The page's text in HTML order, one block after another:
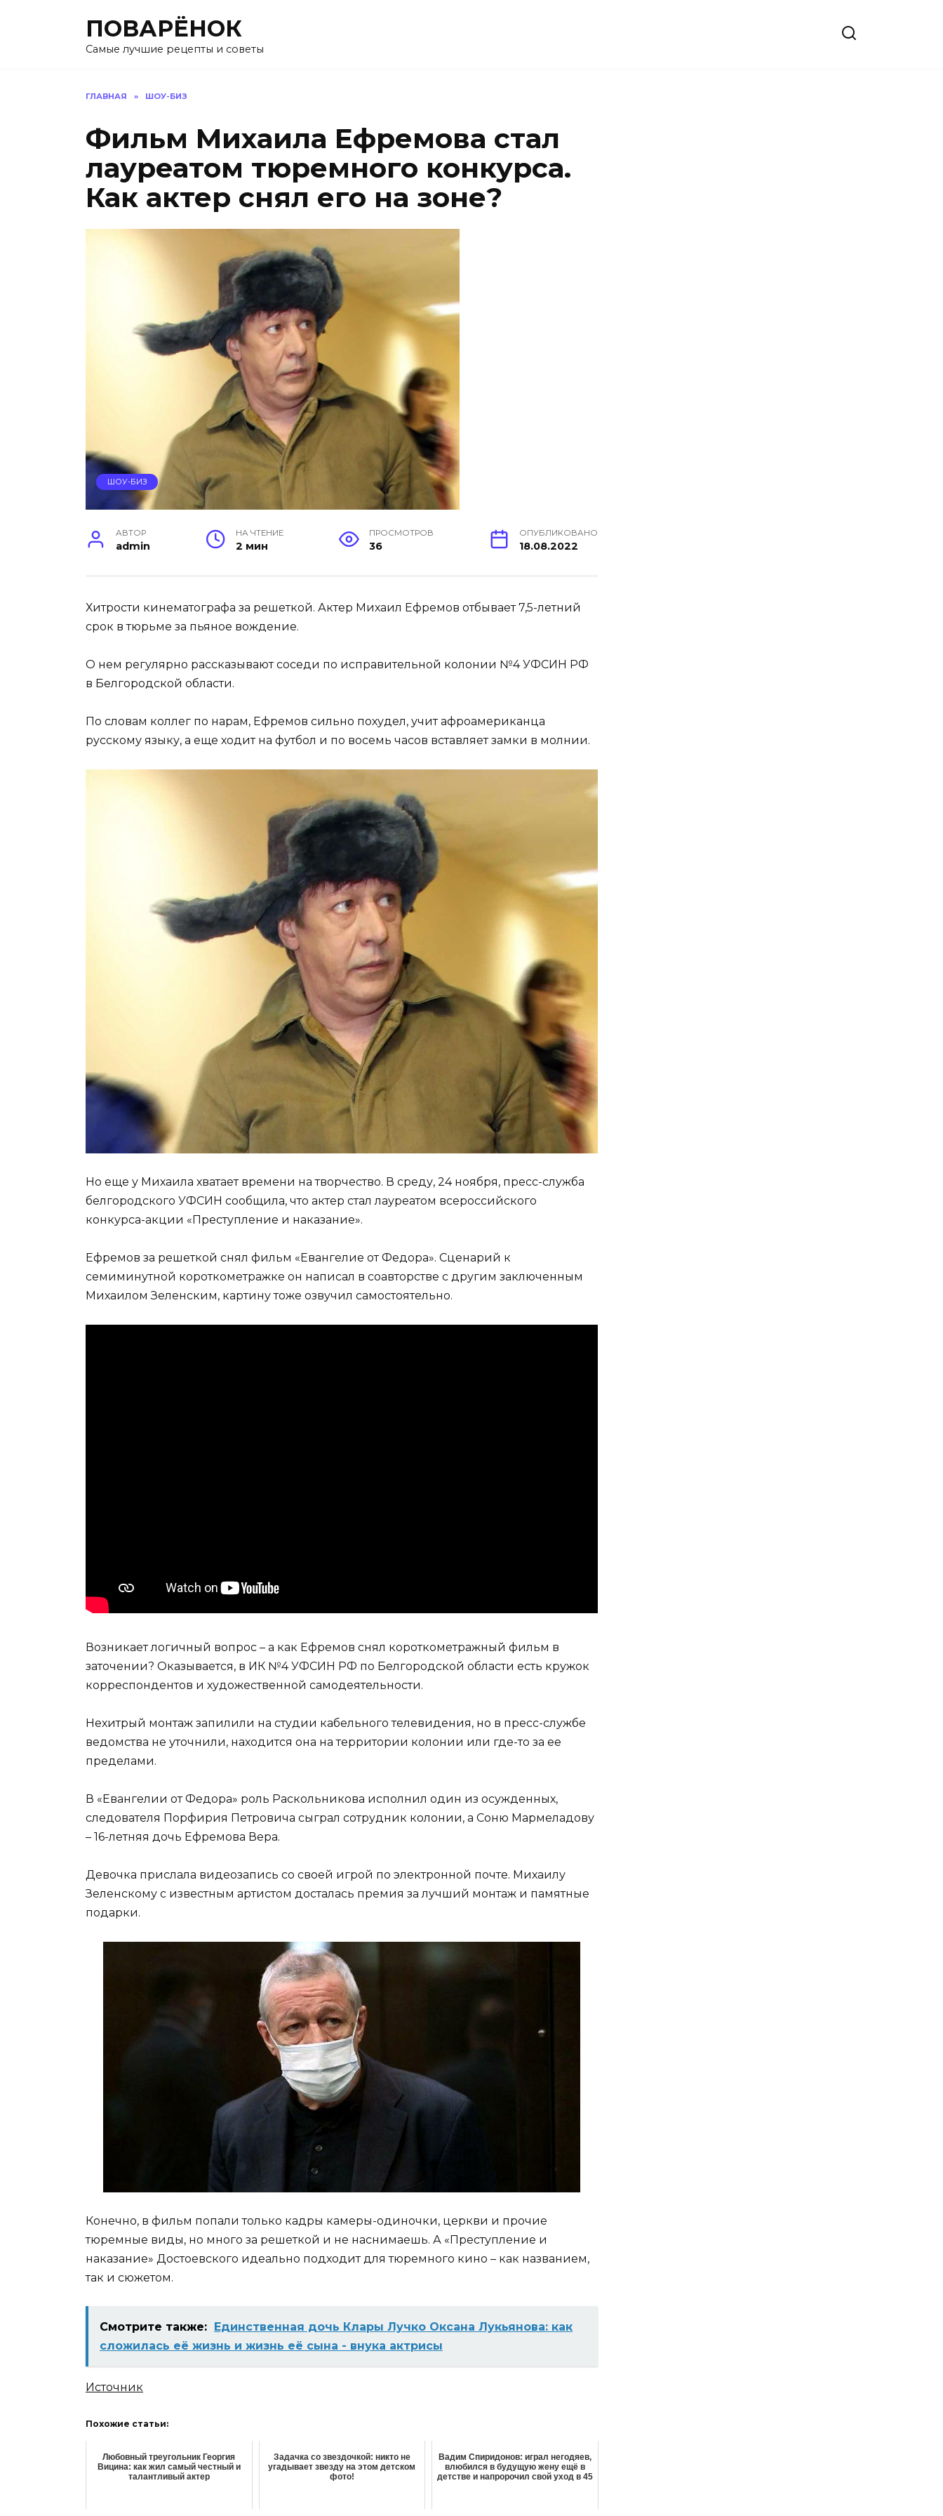
ПОВАРЁНОК
Самые лучшие рецепты и советы
ГЛАВНАЯ » ШОУ-БИЗ
Фильм Михаила Ефремова стал
лауреатом тюремного конкурса.
Как актер снял его на зоне?
ШОУ-БИЗ
АВТОР
admin
НА ЧТЕНИЕ
2 мин
ПРОСМОТРОВ
36
ОПУБЛИКОВАНО
18.08.2022
Хитрости кинематографа за решеткой. Актер Михаил Ефремов отбывает 7,5-летний
срок в тюрьме за пьяное вождение.
О нем регулярно рассказывают соседи по исправительной колонии №4 УФСИН РФ
в Белгородской области.
По словам коллег по нарам, Ефремов сильно похудел, учит афроамериканца
русскому языку, а еще ходит на футбол и по восемь часов вставляет замки в молнии.
Но еще у Михаила хватает времени на творчество. В среду, 24 ноября, пресс-служба
белгородского УФСИН сообщила, что актер стал лауреатом всероссийского
конкурса-акции «Преступление и наказание».
Ефремов за решеткой снял фильм «Евангелие от Федора». Сценарий к
семиминутной короткометражке он написал в соавторстве с другим заключенным
Михаилом Зеленским, картину тоже озвучил самостоятельно.
Возникает логичный вопрос – а как Ефремов снял короткометражный фильм в
заточении? Оказывается, в ИК №4 УФСИН РФ по Белгородской области есть кружок
корреспондентов и художественной самодеятельности.
Нехитрый монтаж запилили на студии кабельного телевидения, но в пресс-службе
ведомства не уточнили, находится она на территории колонии или где-то за ее
пределами.
В «Евангелии от Федора» роль Раскольникова исполнил один из осужденных,
следователя Порфирия Петровича сыграл сотрудник колонии, а Соню Мармеладову
– 16-летняя дочь Ефремова Вера.
Девочка прислала видеозапись со своей игрой по электронной почте. Михаилу
Зеленскому с известным артистом досталась премия за лучший монтаж и памятные
подарки.
Конечно, в фильм попали только кадры камеры-одиночки, церкви и прочие
тюремные виды, но много за решеткой и не наснимаешь. А «Преступление и
наказание» Достоевского идеально подходит для тюремного кино – как названием,
так и сюжетом.
Смотрите также: Единственная дочь Клары Лучко Оксана Лукьянова: как
сложилась её жизнь и жизнь её сына - внука актрисы
Источник
Похожие статьи:
Любовный треугольник Георгия
Вицина: как жил самый честный и
талантливый актер
Задачка со звездочкой: никто не
угадывает звезду на этом детском
фото!
Вадим Спиридонов: играл негодяев,
влюбился в будущую жену ещё в
детстве и напророчил свой уход в 45